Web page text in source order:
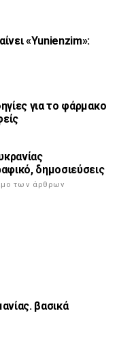
«Yunienzim»:
για το φάρμακο
δημοσιεύσεις
των άρθρων
βασικά